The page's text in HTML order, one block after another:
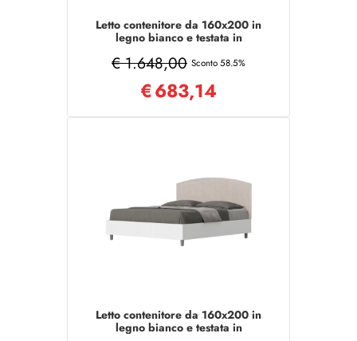
Letto contenitore da 160x200 in
legno bianco e testata in
€ 1.648,00 Sconto 58.5%
€683,14
Letto contenitore da 160x200 in
legno bianco e testata in